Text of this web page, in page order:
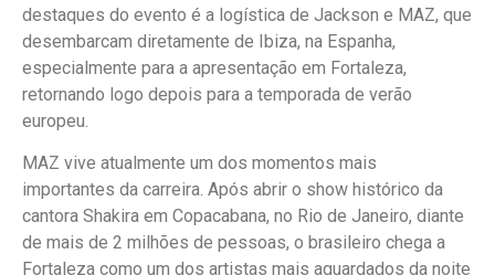
destaques do evento é a logística de Jackson e MAZ, que
desembarcam diretamente de Ibiza, na Espanha,
especialmente para a apresentação em Fortaleza,
retornando logo depois para a temporada de verão
europeu.
MAZ vive atualmente um dos momentos mais
importantes da carreira. Após abrir o show histórico da
cantora Shakira em Copacabana, no Rio de Janeiro, diante
de mais de 2 milhões de pessoas, o brasileiro chega a
Fortaleza como um dos artistas mais aguardados da noite